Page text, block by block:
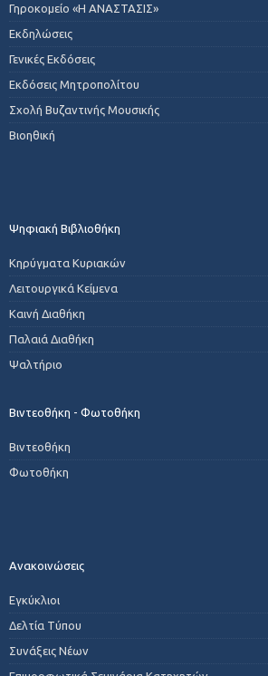
Γηροκομείο «Η ΑΝΑΣΤΑΣΙΣ»
Εκδηλώσεις
Γενικές Εκδόσεις
Εκδόσεις Μητροπολίτου
Σχολή Βυζαντινής Μουσικής
Βιοηθική
Ψηφιακή Βιβλιοθήκη
Κηρύγματα Κυριακών
Λειτουργικά Κείμενα
Καινή Διαθήκη
Παλαιά Διαθήκη
Ψαλτήριο
Βιντεοθήκη - Φωτοθήκη
Βιντεοθήκη
Φωτοθήκη
Ανακοινώσεις
Εγκύκλιοι
Δελτία Τύπου
Συνάξεις Νέων